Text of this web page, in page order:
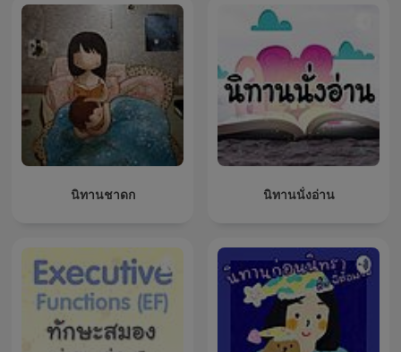
นิทานชาดก นิทานนั่งอ่าน